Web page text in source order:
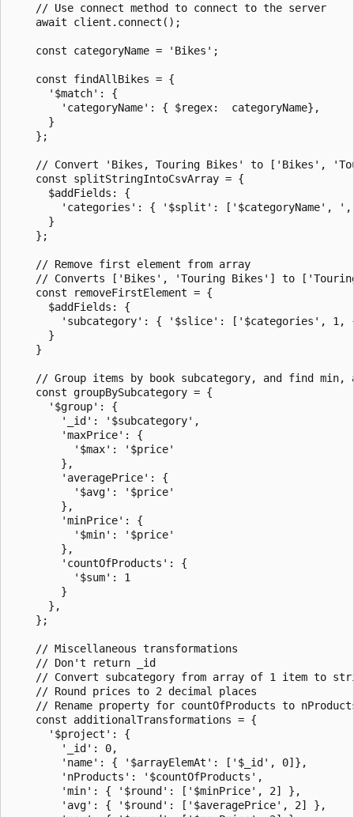
    // Use connect method to connect to the server
    await client.connect();
    const categoryName = 'Bikes';
    const findAllBikes = {
      '$match': {
        'categoryName': { $regex:  categoryName},
      }
    };
// Convert 'Bikes, Touring Bikes' to ['Bikes',
    const splitStringIntoCsvArray = {
      $addFields: {
'categories': { '$split': ['$categoryName',
      }
    };
    // Remove first element from array
// Converts ['Bikes', 'Touring Bikes'] to
    const removeFirstElement = {
      $addFields: {
'subcategory': { '$slice': ['$categories',
      }
    }
// Group items by book subcategory, and find min,
    const groupBySubcategory = {
      '$group': {
        '_id': '$subcategory',
        'maxPrice': {
          '$max': '$price'
        },
        'averagePrice': {
          '$avg': '$price'
        },
        'minPrice': {
          '$min': '$price'
        },
        'countOfProducts': {
          '$sum': 1
        }
      },
    };
    // Miscellaneous transformations
    // Don't return _id
// Convert subcategory from array of 1 item to
    // Round prices to 2 decimal places
// Rename property for countOfProducts to
    const additionalTransformations = {
      '$project': {
        '_id': 0,
        'name': { '$arrayElemAt': ['$_id', 0]},
        'nProducts': '$countOfProducts',
        'min': { '$round': ['$minPrice', 2] },
        'avg': { '$round': ['$averagePrice', 2] },